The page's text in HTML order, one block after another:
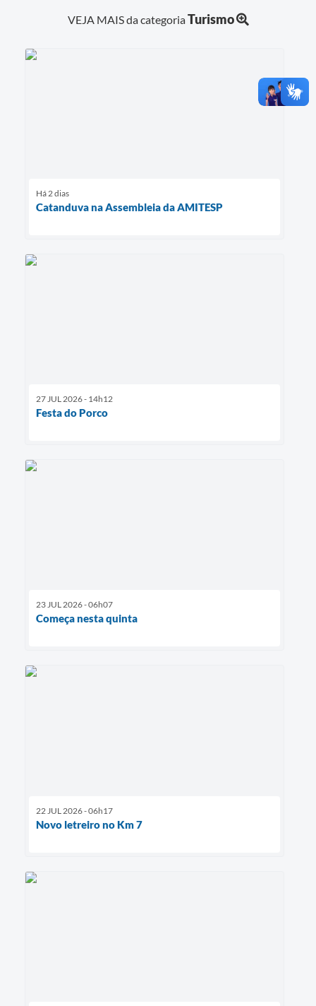
VEJA MAIS da categoriaTurismo
Há 2 dias
Catanduva na Assembleia da AMITESP
27 JUL 2026 - 14h12
Festa do Porco
23 JUL 2026 - 06h07
Começa nesta quinta
22 JUL 2026 - 06h17
Novo letreiro no Km 7